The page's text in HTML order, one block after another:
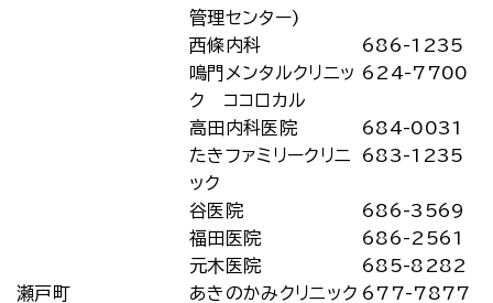
管理センター)
西條内科
686-1235
鳴門メンタルクリニッ
ク ココロカル
624-7700
高田内科医院
684-0031
たきファミリークリニ
ック
683-1235
谷医院
686-3569
福田医院
686-2561
元木医院
685-8282
瀬戸町
あきのかみクリニック 677-7877